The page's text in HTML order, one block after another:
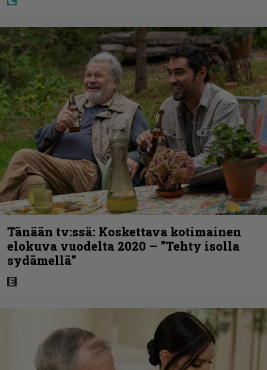
Tänään tv:ssä: Koskettava kotimainen
elokuva vuodelta 2020 – ”Tehty isolla
sydämellä”